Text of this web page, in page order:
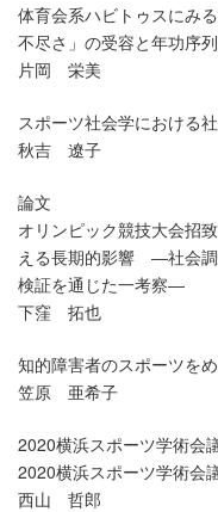
体育会系ハビトゥスにみ
不尽さ」の受容と年功序
片岡 栄美
スポーツ社会学における
秋吉 遼子
論文
オリンピック競技大会招
える長期的影響 ―社会調
検証を通じた一考察―
下窪 拓也
知的障害者のスポーツを
笠原 亜希子
2020横浜スポーツ学術会
2020横浜スポーツ学術会
西山 哲郎